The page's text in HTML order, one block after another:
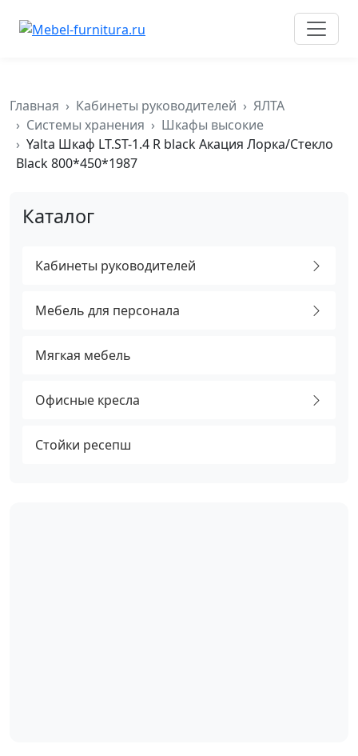
содержимому
Главная Кабинеты руководителей
ЯЛТА
Системы хранения
Шкафы высокие
Yalta Шкаф LT.ST-1.4 R black Акация Лорка/Стекло
Black 800*450*1987
Каталог
Кабинеты руководителей
Мебель для персонала
Мягкая мебель
Офисные кресла
Стойки ресепш